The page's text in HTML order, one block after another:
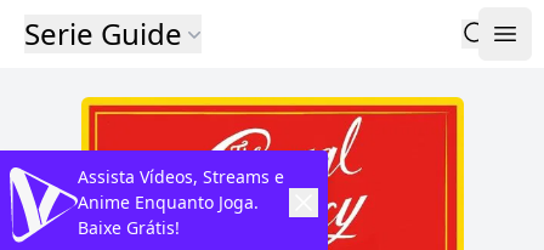
Serie Guide
Assista Vídeos, Streams e
Anime Enquanto Joga.
Baixe Grátis!